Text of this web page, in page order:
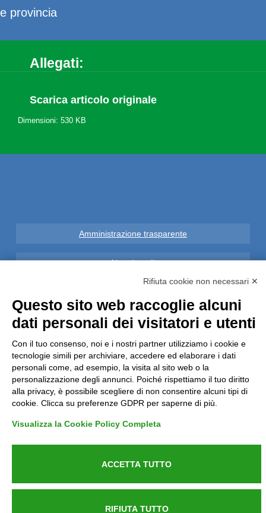
e provincia
Allegati:
Scarica articolo originale
Dimensioni: 530 KB
Amministrazione trasparente
Note Legali
Informative GDPR (679/2016)
Reclami
Rimborsi ed Indennizzi
Contatti
Azienda certificata UNI EN ISO 9001:2015
Rifiuta cookie non necessari ✕
Questo sito web raccoglie alcuni
dati personali dei visitatori e utenti
Con il tuo consenso, noi e i nostri partner utilizziamo i cookie e
tecnologie simili per archiviare, accedere ed elaborare i dati
personali come, ad esempio, la visita al sito web o la
personalizzazione degli annunci. Poiché rispettiamo il tuo diritto
alla privacy, è possibile scegliere di non consentire alcuni tipi di
cookie. Clicca su preferenze GDPR per saperne di più.
Visualizza la Cookie Policy Completa
ACCETTA TUTTO
RIFIUTA TUTTO